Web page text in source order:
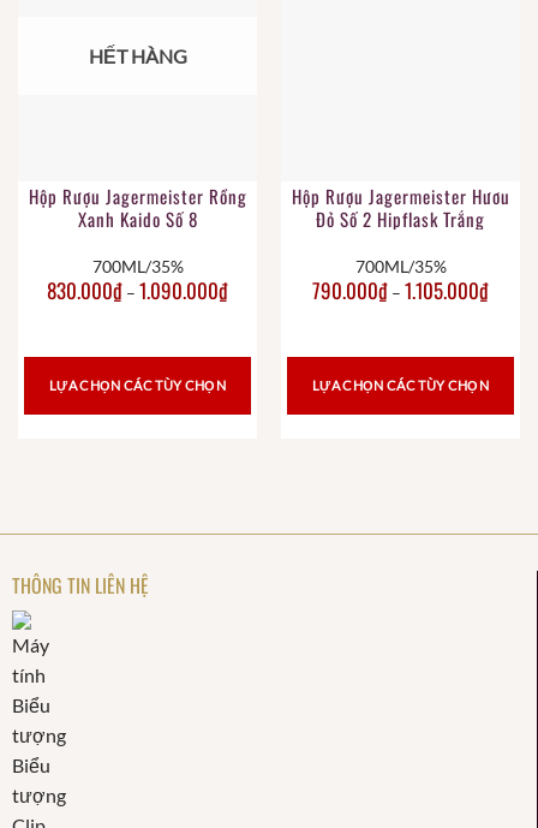
HẾT HÀNG
Hộp Rượu Jagermeister Rồng
Xanh Kaido Số 8
700ML/35%
830.000₫ – 1.090.000₫
LỰA CHỌN CÁC TÙY CHỌN
Hộp Rượu Jagermeister Hươu
Đỏ Số 2 Hipflask Trắng
700ML/35%
790.000₫ – 1.105.000₫
LỰA CHỌN CÁC TÙY CHỌN
THÔNG TIN LIÊN HỆ